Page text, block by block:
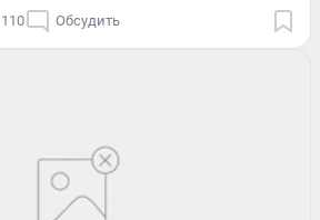
110 Обсудить